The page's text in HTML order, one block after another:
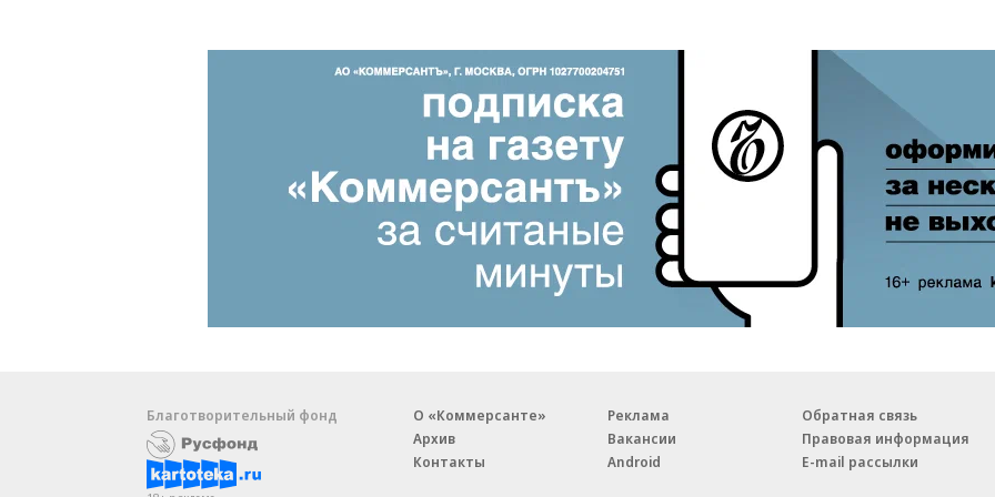
Благотворительный фонд
О «Коммерсанте»
Архив
Контакты
Реклама
Вакансии
Android
Обратная связь
Правовая информация
E-mail рассылки